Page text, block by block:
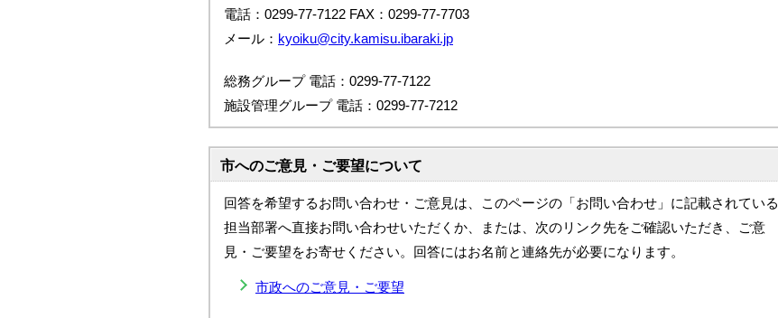
電話：0299-77-7122 FAX：0299-77-7703
メール： kyoiku@city.kamisu.ibaraki.jp
総務グループ 電話：0299-77-7122
施設管理グループ 電話：0299-77-7212
市へのご意見・ご要望について
回答を希望するお問い合わせ・ご意見は、このページの「お問い合わせ」に記載されている
担当部署へ直接お問い合わせいただくか、または、次のリンク先をご確認いただき、ご意
見・ご要望をお寄せください。回答にはお名前と連絡先が必要になります。
市政へのご意見・ご要望